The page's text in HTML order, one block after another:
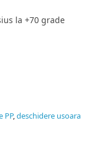
la +70 grade
PP,deschidere usoara